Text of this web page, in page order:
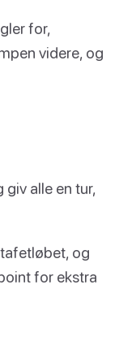
for,
videre, og
alle en tur,
og
for ekstra